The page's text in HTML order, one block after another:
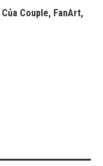
Couple, FanArt,